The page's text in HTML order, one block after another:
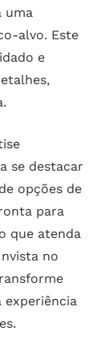
uma
alvo. Este
e
se destacar
opções de
para
que atenda
no
experiência